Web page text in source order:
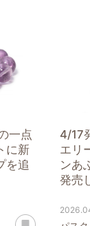
一点
に新
を追
あとで読む
4/17
エリ
ンあ
発売